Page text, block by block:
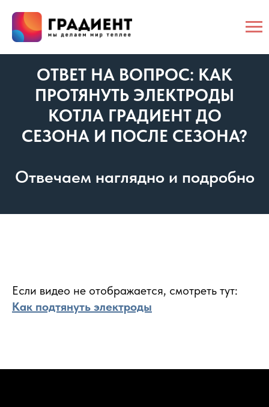
ОТВЕТ НА ВОПРОС: КАК
ПРОТЯНУТЬ ЭЛЕКТРОДЫ
КОТЛА ГРАДИЕНТ ДО
СЕЗОНА И ПОСЛЕ СЕЗОНА?
Отвечаем наглядно и подробно
Если видео не отображается, смотреть тут:
Как подтянуть электроды